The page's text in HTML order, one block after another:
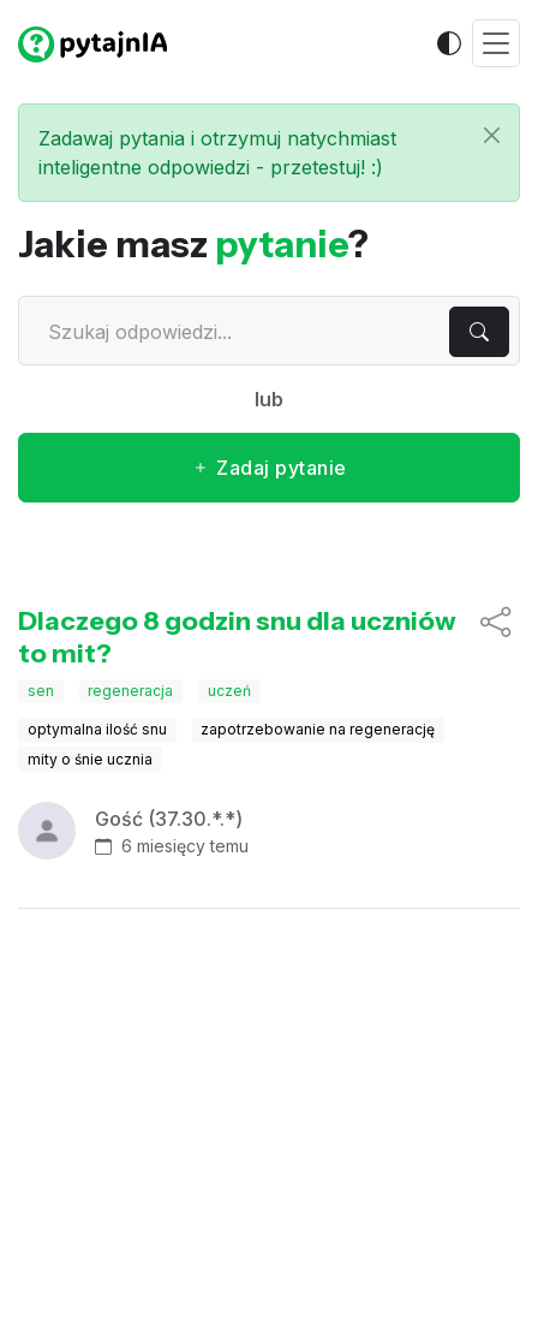
Zadawaj pytania i otrzymuj natychmiast
inteligentne odpowiedzi - przetestuj! :)
Jakie masz pytanie?
lub
Zadaj pytanie
Dlaczego 8 godzin snu dla uczniów
to mit?
sen regeneracja uczeń
optymalna ilość snu
zapotrzebowanie na regenerację
mity o śnie ucznia
Gość (37.30.*.*)
6 miesięcy temu